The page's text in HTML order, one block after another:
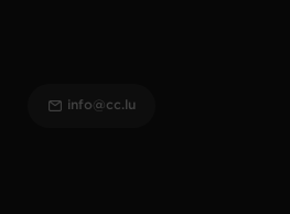
info@cc.lu